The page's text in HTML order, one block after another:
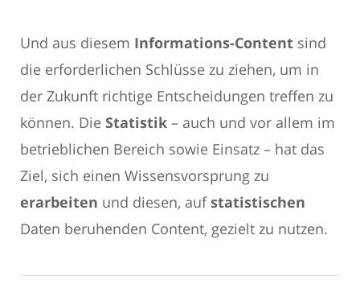
Und aus diesem Informations-Content sind
die erforderlichen Schlüsse zu ziehen, um in
der Zukunft richtige Entscheidungen treffen zu
können. Die Statistik – auch und vor allem im
betrieblichen Bereich sowie Einsatz – hat das
Ziel, sich einen Wissensvorsprung zu
erarbeiten und diesen, aufstatistischen
Daten beruhenden Content, gezielt zu nutzen.